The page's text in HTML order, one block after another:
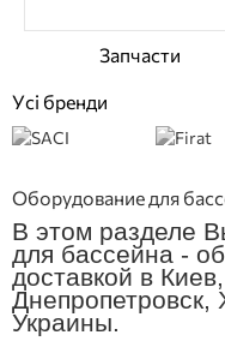
Запчасти
Усі бренди
Оборудование для
В этом разделе
для бассейна -
доставкой в
Днепропетровск,
Украины.